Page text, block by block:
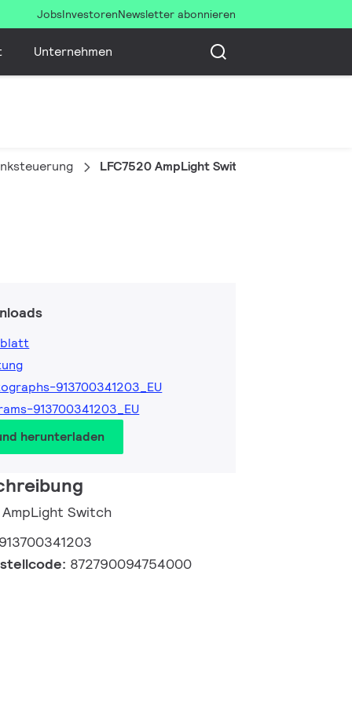
JobsInvestorenNewsletter abonnieren
Unternehmen
LFC7520 AmpLight Switch
913700341203_EU
913700341203_EU
herunterladen
Switch
913700341203
872790094754000